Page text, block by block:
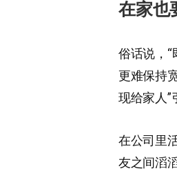
在家也
俗话说，“
更难保持
现给家人”
在公司里
友之间滔